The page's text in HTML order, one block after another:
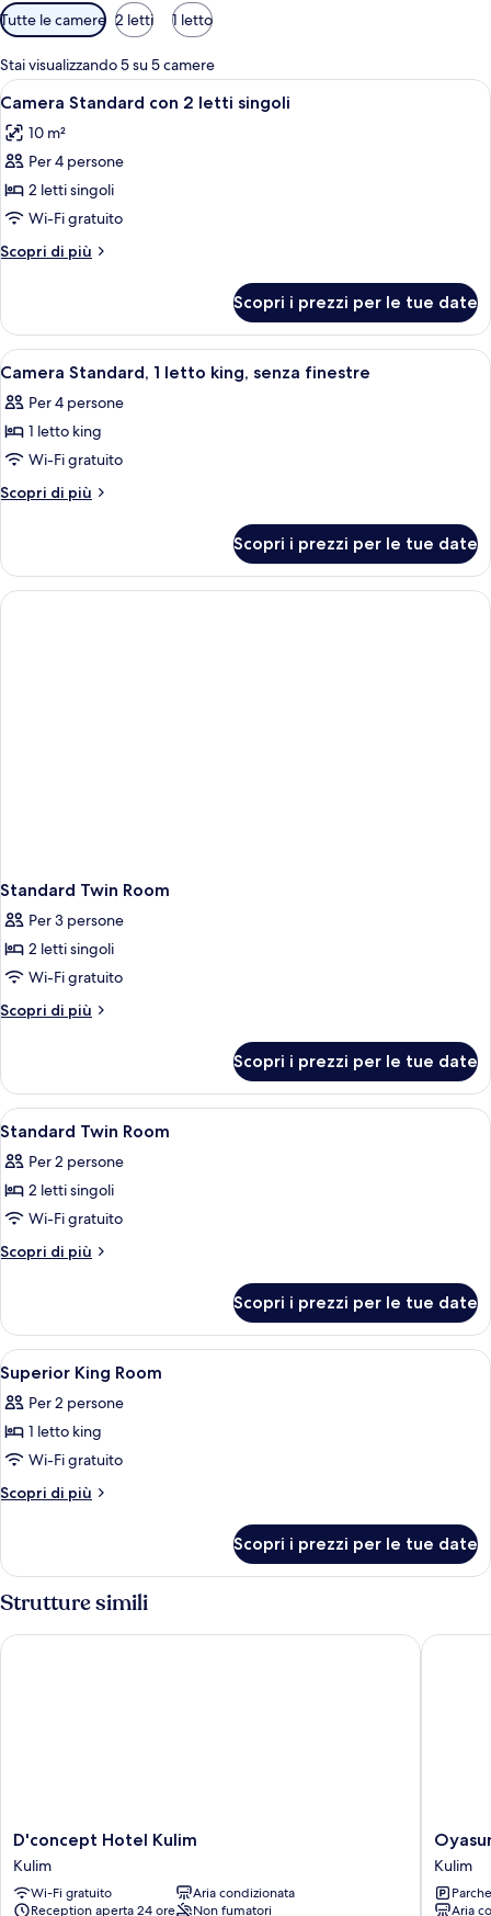
Filtri
disponibili
per
le
camere
Tutte le camere 2 letti 1 letto
Stai visualizzando 5 su 5 camere
Apri
tutte
le
foto
per
Camera
Standard
con
letti
singoli
Una camera d'albergo con due letti,
4
Camera Standard con 2 letti singoli
10 m²
Per 4 persone
2 letti singoli
Wi-Fi gratuito
Scopri di più
Altri
Standard
con
2
singoli
Scopri i prezzi per le tue date
Apri
tutte
le
foto
per
Camera
letto
king,
senza
Una camera d'albergo con un letto,
4
Camera Standard, 1 letto king, senza finestre
Per 4 persone
1 letto king
Wi-Fi gratuito
Scopri di più
Altri
Standard,
letto
Scopri i prezzi per le tue date
Standard Twin Room
Per 3 persone
2 letti singoli
Wi-Fi gratuito
Scopri di più
Altri
Twin
Room
Scopri i prezzi per le tue date
Apri
tutte
le
foto
per
Standard
Una cassaforte in camera, una
4
Standard Twin Room
Per 2 persone
2 letti singoli
Wi-Fi gratuito
Scopri di più
Altri
Twin
Room
Scopri i prezzi per le tue date
Apri
tutte
le
foto
per
Superior
Una cassaforte in camera, una
3
Superior King Room
Per 2 persone
1 letto king
Wi-Fi gratuito
Scopri di più
Altri
King
Room
Scopri i prezzi per le tue date
Strutture simili
D'concept
Hotel
Kulim
Kulim
D'concept Hotel Kulim
Kulim
Wi-Fi gratuito
Aria condizionata
Reception aperta 24 ore
Non fumatori
D'concept Hotel Kulim
Hotel
Kulim
Kulim
Aria